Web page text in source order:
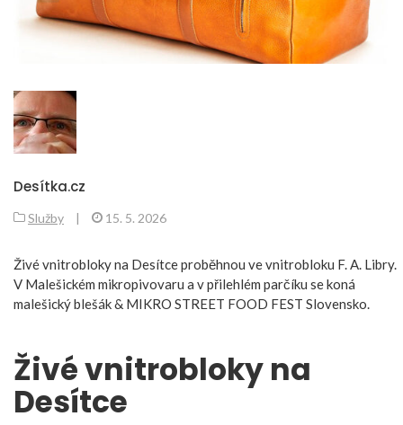
Desítka.cz
Služby | 15. 5. 2026
Živé vnitrobloky na Desítce proběhnou ve vnitrobloku F. A. Libry.
V Malešickém mikropivovaru a v přilehlém parčíku se koná
malešický blešák & MIKRO STREET FOOD FEST Slovensko.
Živé vnitrobloky na
Desítce